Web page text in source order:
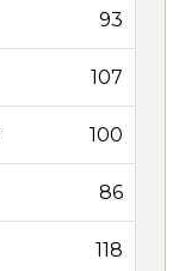
93
107
100
86
118